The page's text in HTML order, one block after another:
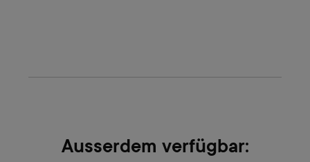
Ausserdem verfügbar: